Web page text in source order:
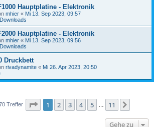
Hauptplatine - Elektronik
mhier « Mi 13. Sep 2023, 09:57
Hauptplatine - Elektronik
mhier « Mi 13. Sep 2023, 09:56
Druckbett
rivadynamite « Mi 26. Apr 2023, 20:50
Treffer Seite 1von 11
1 2 3 4 5 11
Gehe zu